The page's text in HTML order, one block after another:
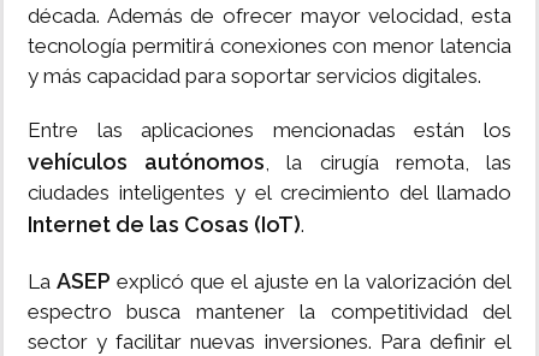
década. Además de ofrecer mayor velocidad, esta
tecnología permitirá conexiones con menor latencia
y más capacidad para soportar servicios digitales.
Entre las aplicaciones mencionadas están los
vehículos autónomos, la cirugía remota, las
ciudades inteligentes y el crecimiento del llamado
Internet de las Cosas (IoT).
LaASEP explicó que el ajuste en la valorización del
espectro busca mantener la competitividad del
sector y facilitar nuevas inversiones. Para definir el